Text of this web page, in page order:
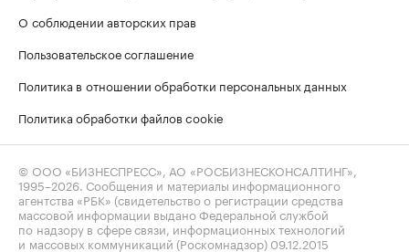
О соблюдении авторских прав
Пользовательское соглашение
Политика в отношении обработки персональных данных
Политика обработки файлов cookie
© ООО «БИЗНЕСПРЕСС», АО «РОСБИЗНЕСКОНСАЛТИНГ»,
1995–2026. Сообщения и материалы информационного
агентства «РБК» (свидетельство о регистрации средства
массовой информации выдано Федеральной службой
по надзору в сфере связи, информационных технологий
и массовых коммуникаций (Роскомнадзор) 09.12.2015